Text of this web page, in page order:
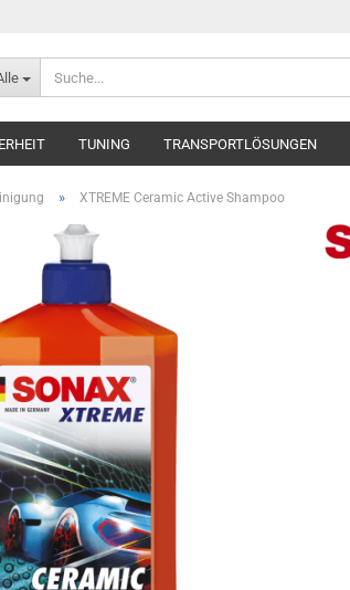
TUNING TRANSPORTLÖSUNGEN
» XTREME Ceramic Active Shampoo